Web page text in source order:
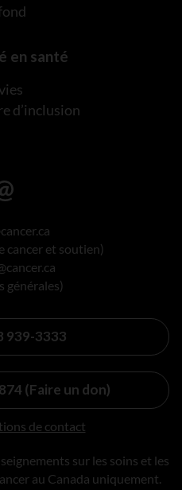
en santé
d’inclusion
cancer et soutien)
générales)
939-3333
(Faire un don)
de contact
sur les soins et les
au Canada uniquement.